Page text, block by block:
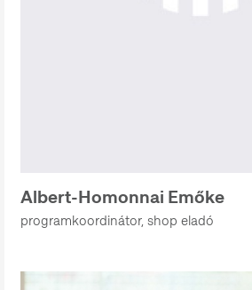
Albert-Homonnai Emőke
programkoordinátor, shop eladó